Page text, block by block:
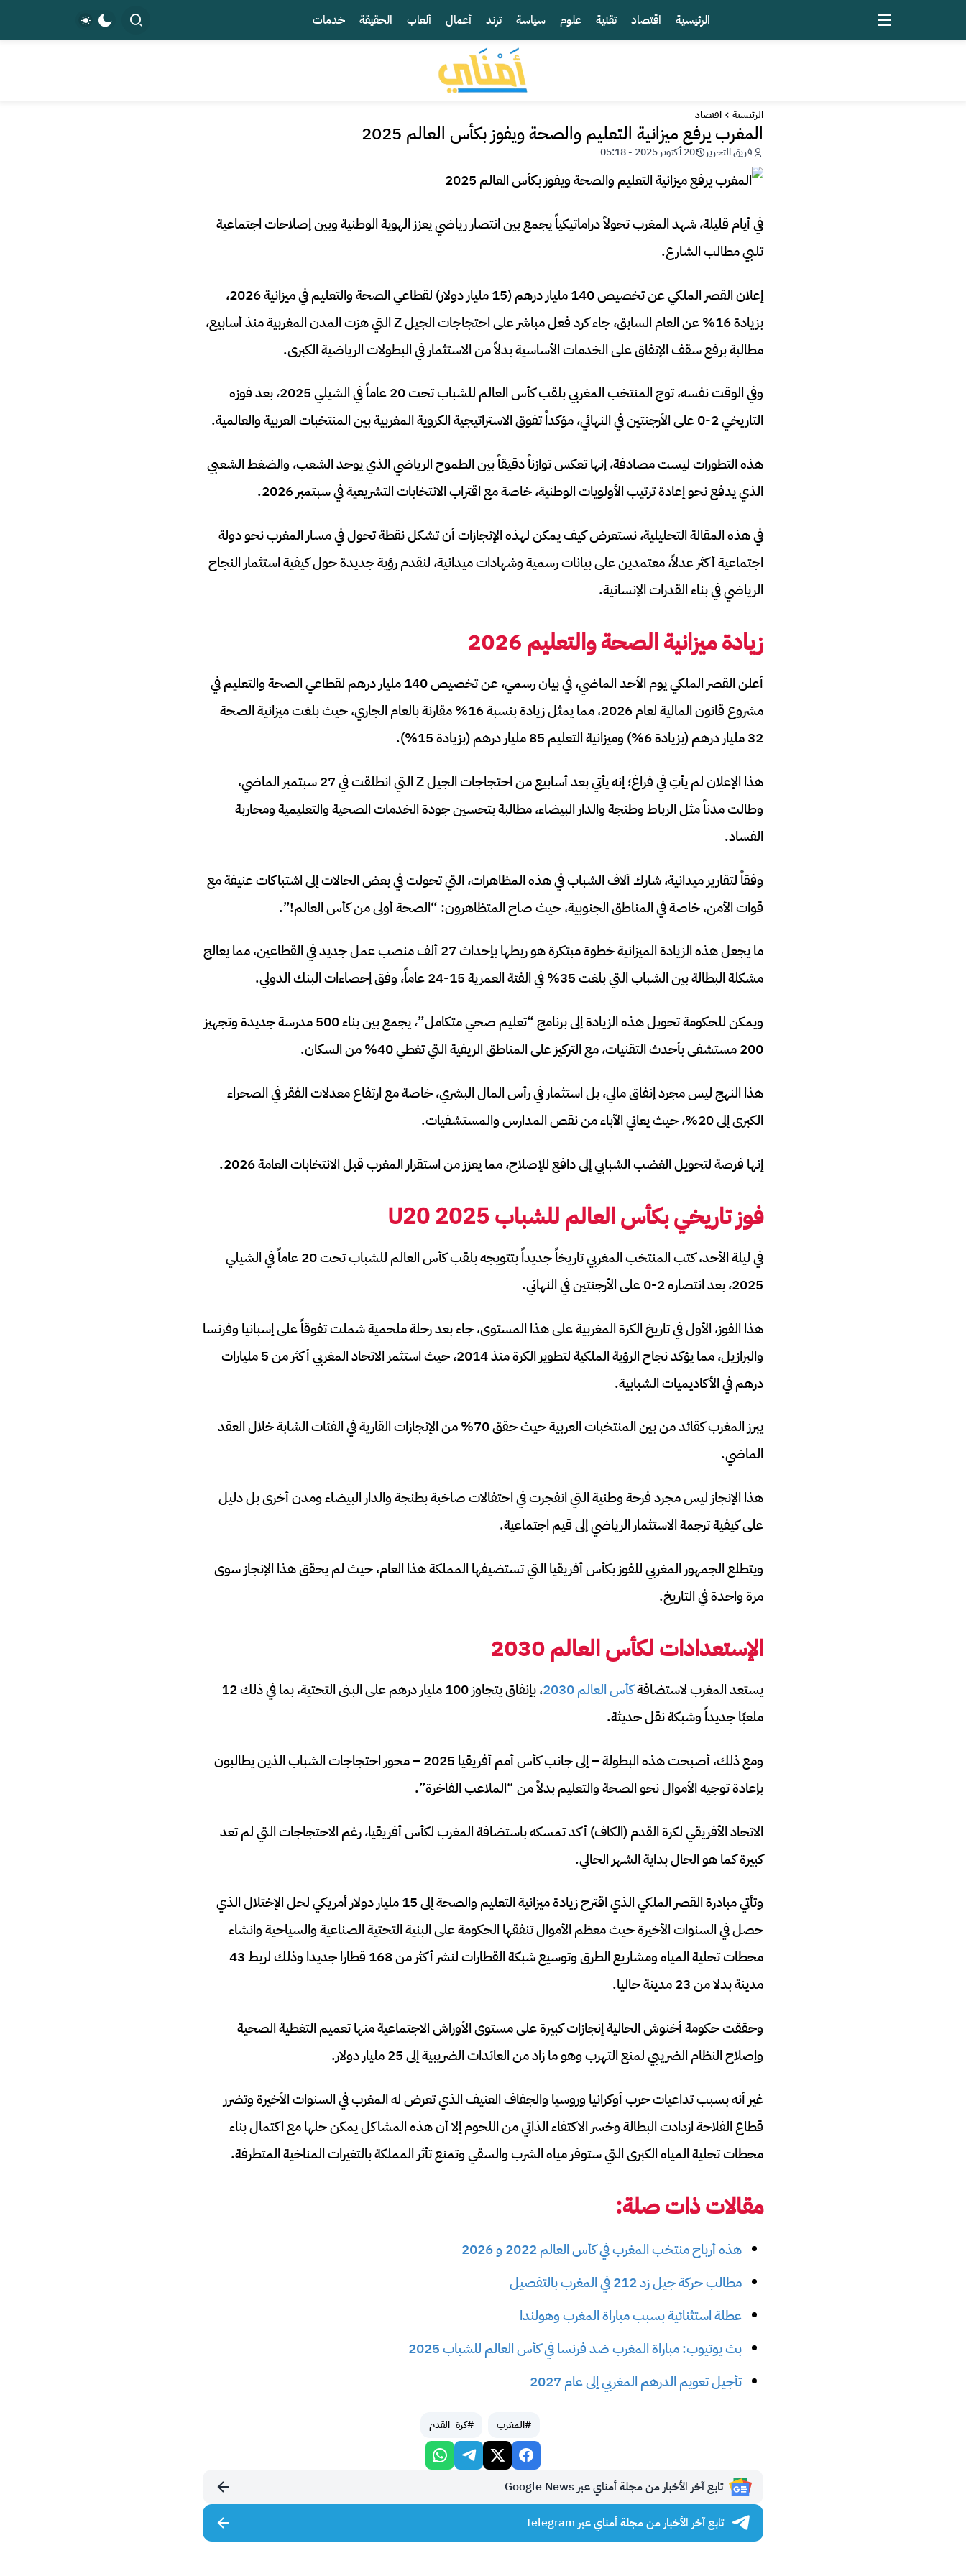
الرئيسية اقتصاد تقنية علوم سياسة ترند أعمال ألعاب الحقيقة خدمات
الرئيسية اقتصاد
المغرب يرفع ميزانية التعليم والصحة ويفوز بكأس العالم 2025
فريق التحرير 20 أكتوبر 2025 - 05:18
في أيام قليلة، شهد المغرب تحولاً دراماتيكياً يجمع بين انتصار رياضي يعزز الهوية الوطنية وبين إصلاحات اجتماعية
تلبي مطالب الشارع.
إعلان القصر الملكي عن تخصيص 140 مليار درهم (15 مليار دولار) لقطاعي الصحة والتعليم في ميزانية 2026،
بزيادة 16% عن العام السابق، جاء كرد فعل مباشر على احتجاجات الجيل Z التي هزت المدن المغربية منذ أسابيع،
مطالبة برفع سقف الإنفاق على الخدمات الأساسية بدلاً من الاستثمار في البطولات الرياضية الكبرى.
وفي الوقت نفسه، توج المنتخب المغربي بلقب كأس العالم للشباب تحت 20 عاماً في الشيلي 2025، بعد فوزه
التاريخي 2-0 على الأرجنتين في النهائي، مؤكداً تفوق الاستراتيجية الكروية المغربية بين المنتخبات العربية والعالمية.
هذه التطورات ليست مصادفة، إنها تعكس توازناً دقيقاً بين الطموح الرياضي الذي يوحد الشعب، والضغط الشعبي
الذي يدفع نحو إعادة ترتيب الأولويات الوطنية، خاصة مع اقتراب الانتخابات التشريعية في سبتمبر 2026.
في هذه المقالة التحليلية، نستعرض كيف يمكن لهذه الإنجازات أن تشكل نقطة تحول في مسار المغرب نحو دولة
اجتماعية أكثر عدلاً، معتمدين على بيانات رسمية وشهادات ميدانية، لنقدم رؤية جديدة حول كيفية استثمار النجاح
الرياضي في بناء القدرات الإنسانية.
زيادة ميزانية الصحة والتعليم 2026
أعلن القصر الملكي يوم الأحد الماضي، في بيان رسمي، عن تخصيص 140 مليار درهم لقطاعي الصحة والتعليم في
مشروع قانون المالية لعام 2026، مما يمثل زيادة بنسبة 16% مقارنة بالعام الجاري، حيث بلغت ميزانية الصحة
32 مليار درهم (بزيادة 6%) وميزانية التعليم 85 مليار درهم (بزيادة 15%).
هذا الإعلان لم يأتِ في فراغ؛ إنه يأتي بعد أسابيع من احتجاجات الجيل Z التي انطلقت في 27 سبتمبر الماضي،
وطالت مدناً مثل الرباط وطنجة والدار البيضاء، مطالبة بتحسين جودة الخدمات الصحية والتعليمية ومحاربة
الفساد.
وفقاً لتقارير ميدانية، شارك آلاف الشباب في هذه المظاهرات، التي تحولت في بعض الحالات إلى اشتباكات عنيفة مع
قوات الأمن، خاصة في المناطق الجنوبية، حيث صاح المتظاهرون: “الصحة أولى من كأس العالم!”.
ما يجعل هذه الزيادة الميزانية خطوة مبتكرة هو ربطها بإحداث 27 ألف منصب عمل جديد في القطاعين، مما يعالج
مشكلة البطالة بين الشباب التي بلغت 35% في الفئة العمرية 15-24 عاماً، وفق إحصاءات البنك الدولي.
ويمكن للحكومة تحويل هذه الزيادة إلى برنامج “تعليم صحي متكامل”، يجمع بين بناء 500 مدرسة جديدة وتجهيز
200 مستشفى بأحدث التقنيات، مع التركيز على المناطق الريفية التي تغطي 40% من السكان.
هذا النهج ليس مجرد إنفاق مالي، بل استثمار في رأس المال البشري، خاصة مع ارتفاع معدلات الفقر في الصحراء
الكبرى إلى 20%، حيث يعاني الآباء من نقص المدارس والمستشفيات.
إنها فرصة لتحويل الغضب الشبابي إلى دافع للإصلاح، مما يعزز من استقرار المغرب قبل الانتخابات العامة 2026.
فوز تاريخي بكأس العالم للشبابU20 2025
في ليلة الأحد، كتب المنتخب المغربي تاريخاً جديداً بتتويجه بلقب كأس العالم للشباب تحت 20 عاماً في الشيلي
2025، بعد انتصاره 2-0 على الأرجنتين في النهائي.
هذا الفوز، الأول في تاريخ الكرة المغربية على هذا المستوى، جاء بعد رحلة ملحمية شملت تفوقاً على إسبانيا وفرنسا
والبرازيل، مما يؤكد نجاح الرؤية الملكية لتطوير الكرة منذ 2014، حيث استثمر الاتحاد المغربي أكثر من 5 مليارات
درهم في الأكاديميات الشبابية.
يبرز المغرب كقائد من بين المنتخبات العربية حيث حقق 70% من الإنجازات القارية في الفئات الشابة خلال العقد
الماضي.
هذا الإنجاز ليس مجرد فرحة وطنية التي انفجرت في احتفالات صاخبة بطنجة والدار البيضاء ومدن أخرى بل دليل
على كيفية ترجمة الاستثمار الرياضي إلى قيم اجتماعية.
ويتطلع الجمهور المغربي للفوز بكأس أفريقيا التي تستضيفها المملكة هذا العام، حيث لم يحقق هذا الإنجاز سوى
مرة واحدة في التاريخ.
الإستعدادات لكأس العالم 2030
يستعد المغرب لاستضافةكأس العالم 2030
، بإنفاق يتجاوز 100 مليار درهم على البنى التحتية، بما في ذلك 12
ملعبًا جديداً وشبكة نقل حديثة.
ومع ذلك، أصبحت هذه البطولة – إلى جانب كأس أمم أفريقيا 2025 – محور احتجاجات الشباب الذين يطالبون
بإعادة توجيه الأموال نحو الصحة والتعليم بدلاً من “الملاعب الفاخرة”.
الاتحاد الأفريقي لكرة القدم (الكاف) أكد تمسكه باستضافة المغرب لكأس أفريقيا، رغم الاحتجاجات التي لم تعد
كبيرة كما هو الحال بداية الشهر الحالي.
وتأتي مبادرة القصر الملكي الذي اقترح زيادة ميزانية التعليم والصحة إلى 15 مليار دولار أمريكي لحل الإختلال الذي
حصل في السنوات الأخيرة حيث معظم الأموال تنفقها الحكومة على البنية التحتية الصناعية والسياحية وانشاء
محطات تحلية المياه ومشاريع الطرق وتوسيع شبكة القطارات لنشر أكثر من 168 قطارا جديدا وذلك لربط 43
مدينة بدلا من 23 مدينة حاليا.
وحققت حكومة أخنوش الحالية إنجازات كبيرة على مستوى الأوراش الاجتماعية منها تعميم التغطية الصحية
وإصلاح النظام الضريبي لمنع التهرب وهو ما زاد من العائدات الضريبية إلى 25 مليار دولار.
غير أنه بسبب تداعيات حرب أوكرانيا وروسيا والجفاف العنيف الذي تعرض له المغرب في السنوات الأخيرة وتضرر
قطاع الفلاحة ازدادت البطالة وخسر الاكتفاء الذاتي من اللحوم إلا أن هذه المشاكل يمكن حلها مع اكتمال بناء
محطات تحلية المياه الكبرى التي ستوفر مياه الشرب والسقي وتمنع تأثر المملكة بالتغيرات المناخية المتطرفة.
مقالات ذات صلة:
هذه أرباح منتخب المغرب في كأس العالم 2022 و 2026
مطالب حركة جيل زد 212 في المغرب بالتفصيل
عطلة استثنائية بسبب مباراة المغرب وهولندا
بث يوتيوب: مباراة المغرب ضد فرنسا في كأس العالم للشباب 2025
تأجيل تعويم الدرهم المغربي إلى عام 2027
#المغرب #كرة_القدم
تابع آخر الأخبار من مجلة أمناي عبر Google News
تابع آخر الأخبار من مجلة أمناي عبر Telegram